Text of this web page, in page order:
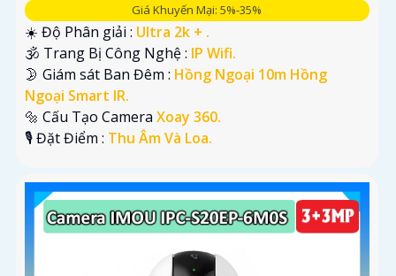
Giá Khuyến Mại: 5%-35%
☀️ Độ Phân giải : Ultra 2k + .
🕉️ Trang Bị Công Nghệ : IP Wifi.
🌛 Giám sát Ban Đêm : Hồng Ngoại 10m Hồng
Ngoại Smart IR.
🔩 Cấu Tạo Camera Xoay 360.
️🎙 Đặt Điểm : Thu Âm Và Loa.